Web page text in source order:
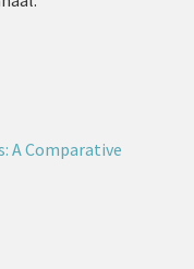
A Comparative